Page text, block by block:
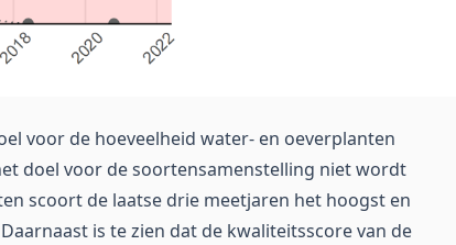
voor de hoeveelheid water- en oeverplanten
doel voor de soortensamenstelling niet wordt
scoort de laatse drie meetjaren het hoogst en
is te zien dat de kwaliteitsscore van de